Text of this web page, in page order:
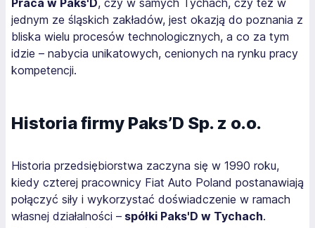
Praca w Paks'D, czy w samych Tychach, czy też w
jednym ze śląskich zakładów, jest okazją do poznania z
bliska wielu procesów technologicznych, a co za tym
idzie – nabycia unikatowych, cenionych na rynku pracy
kompetencji.
Historia firmy Paks’D Sp. z o.o.
Historia przedsiębiorstwa zaczyna się w 1990 roku,
kiedy czterej pracownicy Fiat Auto Poland postanawiają
połączyć siły i wykorzystać doświadczenie w ramach
własnej działalności – spółki Paks'D w Tychach.